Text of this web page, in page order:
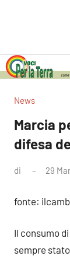
per
la
Terra
per
la
Alimentare
News
Marcia
difesa
di 29
fonte:
Il consumo
sempre